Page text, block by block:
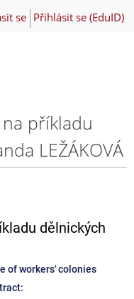
se Přihlásit se (EduID)
příkladu
LEŽÁKOVÁ
dělnických
of workers' colonies